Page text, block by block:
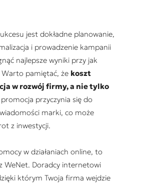
jest dokładne planowanie,
i prowadzenie kampanii
najlepsze wyniki przy jak
Warto pamiętać, że koszt
w rozwój firmy, a nie tylko
przyczynia się do
marki, co może
z inwestycji.
w działaniach online, to
WeNet. Doradcy internetowi
którym Twoja firma wejdzie